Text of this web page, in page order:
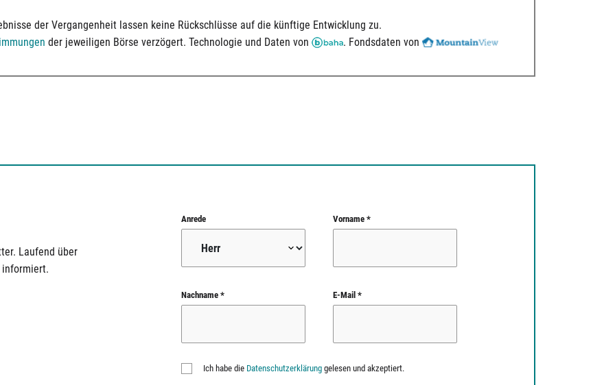
der Vergangenheit lassen keine Rückschlüsse auf die künftige Entwicklung zu.
der jeweiligen Börse verzögert. Technologie und Daten von . Fondsdaten von
Laufend über
informiert.
Anrede Vorname *
Nachname * E-Mail *
Ich habe die Datenschutzerklärunggelesen und akzeptiert.